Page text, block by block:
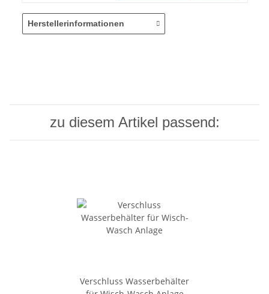
Herstellerinformationen
zu diesem Artikel passend:
Verschluss Wasserbehälter